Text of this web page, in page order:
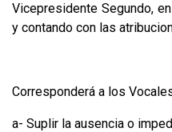
Vicepresidente Segundo,
y contando con las
Corresponderá a los
a- Suplir la ausencia o